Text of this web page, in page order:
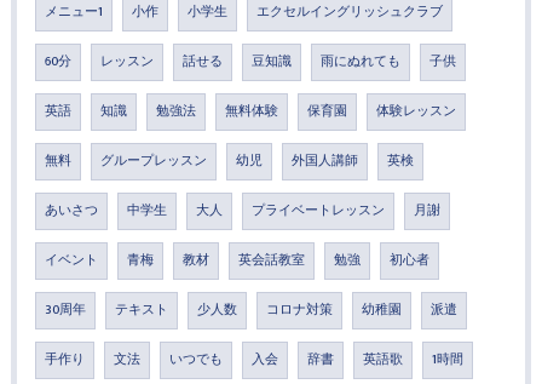
メニュー1 小作 小学生 エクセルイングリッシュクラブ
60分 レッスン 話せる 豆知識 雨にぬれても 子供
英語 知識 勉強法 無料体験 保育園 体験レッスン
無料 グループレッスン 幼児 外国人講師 英検
あいさつ 中学生 大人 プライベートレッスン 月謝
イベント 青梅 教材 英会話教室 勉強 初心者
30周年 テキスト 少人数 コロナ対策 幼稚園 派遣
手作り 文法 いつでも 入会 辞書 英語歌 1時間